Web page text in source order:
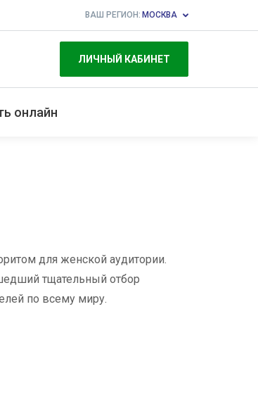
ВАШ РЕГИОН: МОСКВА
ЛИЧНЫЙ КАБИНЕТ
онлайн
для женской аудитории.
тщательный отбор
по всему миру.